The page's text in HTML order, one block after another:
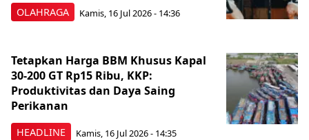
OLAHRAGA Kamis, 16 Jul 2026 - 14:36
HEADLINE
Tetapkan Harga BBM Khusus Kapal
30-200 GT Rp15 Ribu, KKP:
Produktivitas dan Daya Saing
Perikanan
Kamis, 16 Jul 2026 - 14:35